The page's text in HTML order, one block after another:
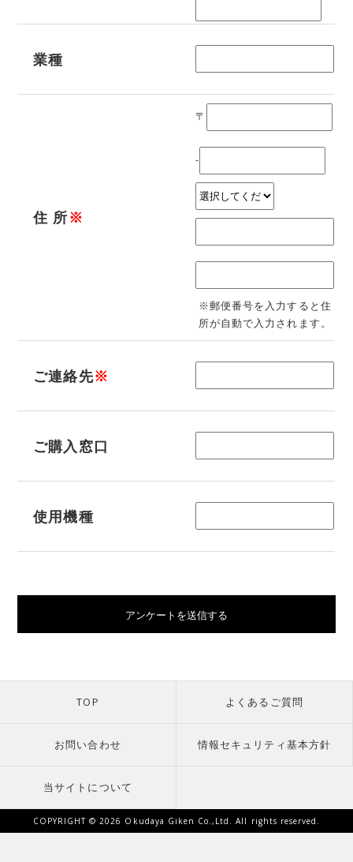
業種
住 所※
〒
-
※郵便番号を入力すると住
所が自動で入力されます。
ご連絡先※
ご購入窓口
使用機種
TOP よくあるご質問
お問い合わせ 情報セキュリティ基本方針
当サイトについて
COPYRIGHT ©2026 Okudaya Giken Co.,Ltd. All rights reserved.